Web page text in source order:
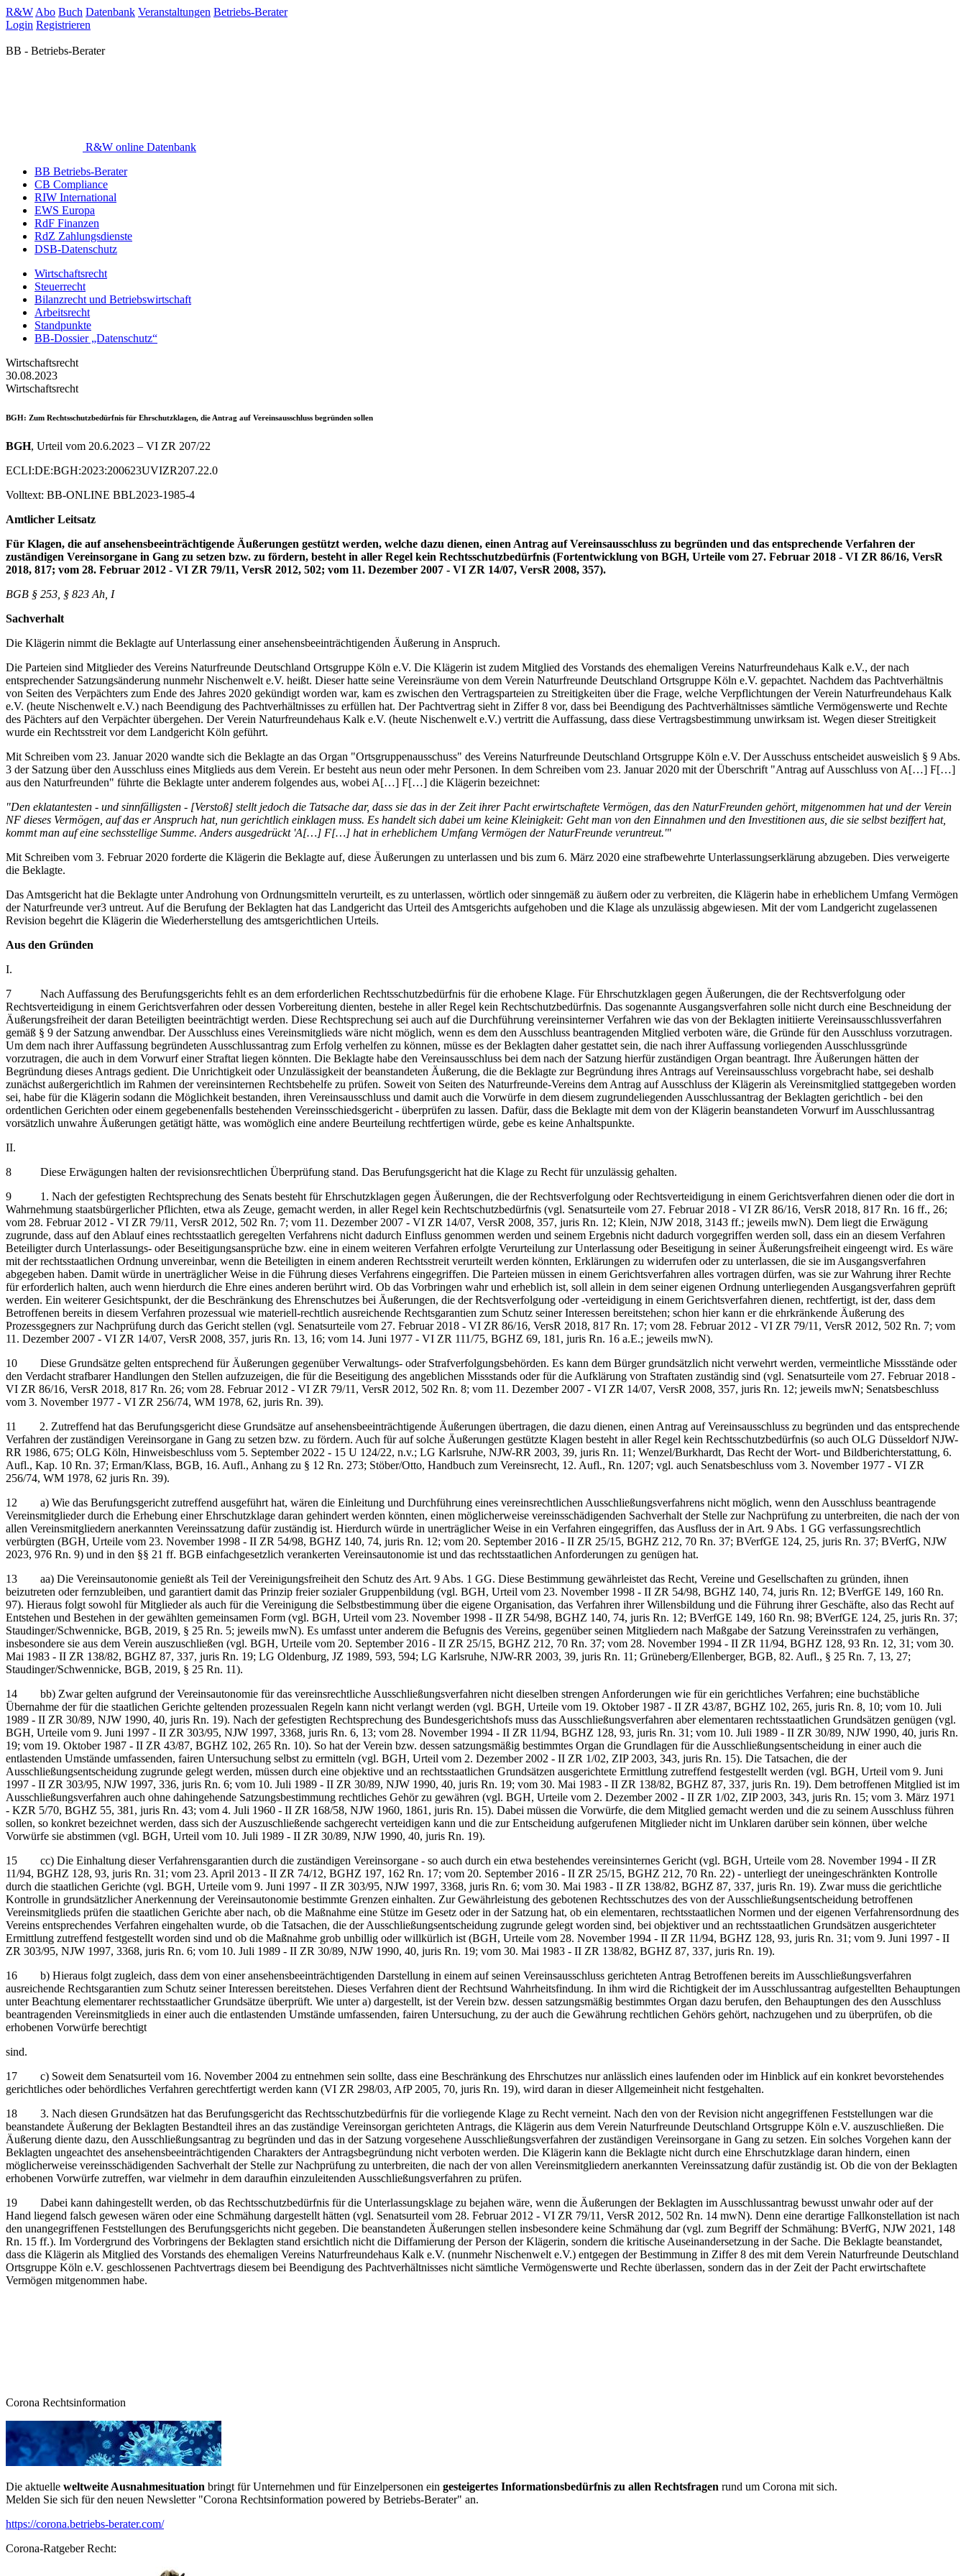
R&W Abo Buch Datenbank Veranstaltungen Betriebs-Berater
Login Registrieren
BB - Betriebs-Berater
R&W online Datenbank
BB Betriebs-Berater
CB Compliance
RIW International
EWS Europa
RdF Finanzen
RdZ Zahlungsdienste
DSB-Datenschutz
Wirtschaftsrecht
Steuerrecht
Bilanzrecht und Betriebswirtschaft
Arbeitsrecht
Standpunkte
BB-Dossier „Datenschutz“
Wirtschaftsrecht
30.08.2023
Wirtschaftsrecht
BGH: Zum Rechtsschutzbedürfnis für Ehrschutzklagen, die Antrag auf Vereinsausschluss begründen sollen
BGH, Urteil vom 20.6.2023 – VI ZR 207/22
ECLI:DE:BGH:2023:200623UVIZR207.22.0
Volltext: BB-ONLINE BBL2023-1985-4
Amtlicher Leitsatz
Für Klagen, die auf ansehensbeeinträchtigende Äußerungen gestützt werden, welche dazu dienen, einen Antrag auf Vereinsausschluss zu begründen und das entsprechende Verfahren der
zuständigen Vereinsorgane in Gang zu setzen bzw. zu fördern, besteht in aller Regel kein Rechtsschutzbedürfnis (Fortentwicklung von BGH, Urteile vom 27. Februar 2018 - VI ZR 86/16, VersR
2018, 817; vom 28. Februar 2012 - VI ZR 79/11, VersR 2012, 502; vom 11. Dezember 2007 - VI ZR 14/07, VersR 2008, 357).
BGB § 253, § 823 Ah, I
Sachverhalt
Die Klägerin nimmt die Beklagte auf Unterlassung einer ansehensbeeinträchtigenden Äußerung in Anspruch.
Die Parteien sind Mitglieder des Vereins Naturfreunde Deutschland Ortsgruppe Köln e.V. Die Klägerin ist zudem Mitglied des Vorstands des ehemaligen Vereins Naturfreundehaus Kalk e.V., der nach
entsprechender Satzungsänderung nunmehr Nischenwelt e.V. heißt. Dieser hatte seine Vereinsräume von dem Verein Naturfreunde Deutschland Ortsgruppe Köln e.V. gepachtet. Nachdem das Pachtverhältnis
von Seiten des Verpächters zum Ende des Jahres 2020 gekündigt worden war, kam es zwischen den Vertragsparteien zu Streitigkeiten über die Frage, welche Verpflichtungen der Verein Naturfreundehaus Kalk
e.V. (heute Nischenwelt e.V.) nach Beendigung des Pachtverhältnisses zu erfüllen hat. Der Pachtvertrag sieht in Ziffer 8 vor, dass bei Beendigung des Pachtverhältnisses sämtliche Vermögenswerte und Rechte
des Pächters auf den Verpächter übergehen. Der Verein Naturfreundehaus Kalk e.V. (heute Nischenwelt e.V.) vertritt die Auffassung, dass diese Vertragsbestimmung unwirksam ist. Wegen dieser Streitigkeit
wurde ein Rechtsstreit vor dem Landgericht Köln geführt.
Mit Schreiben vom 23. Januar 2020 wandte sich die Beklagte an das Organ "Ortsgruppenausschuss" des Vereins Naturfreunde Deutschland Ortsgruppe Köln e.V. Der Ausschuss entscheidet ausweislich § 9 Abs.
3 der Satzung über den Ausschluss eines Mitglieds aus dem Verein. Er besteht aus neun oder mehr Personen. In dem Schreiben vom 23. Januar 2020 mit der Überschrift "Antrag auf Ausschluss von A[…] F[…]
aus den Naturfreunden" führte die Beklagte unter anderem folgendes aus, wobei A[…] F[…] die Klägerin bezeichnet:
"Den eklatantesten - und sinnfälligsten - [Verstoß] stellt jedoch die Tatsache dar, dass sie das in der Zeit ihrer Pacht erwirtschaftete Vermögen, das den NaturFreunden gehört, mitgenommen hat und der Verein
NF dieses Vermögen, auf das er Anspruch hat, nun gerichtlich einklagen muss. Es handelt sich dabei um keine Kleinigkeit: Geht man von den Einnahmen und den Investitionen aus, die sie selbst beziffert hat,
kommt man auf eine sechsstellige Summe. Anders ausgedrückt 'A[…] F[…] hat in erheblichem Umfang Vermögen der NaturFreunde veruntreut.'"
Mit Schreiben vom 3. Februar 2020 forderte die Klägerin die Beklagte auf, diese Äußerungen zu unterlassen und bis zum 6. März 2020 eine strafbewehrte Unterlassungserklärung abzugeben. Dies verweigerte
die Beklagte.
Das Amtsgericht hat die Beklagte unter Androhung von Ordnungsmitteln verurteilt, es zu unterlassen, wörtlich oder sinngemäß zu äußern oder zu verbreiten, die Klägerin habe in erheblichem Umfang Vermögen
der Naturfreunde ver3 untreut. Auf die Berufung der Beklagten hat das Landgericht das Urteil des Amtsgerichts aufgehoben und die Klage als unzulässig abgewiesen. Mit der vom Landgericht zugelassenen
Revision begehrt die Klägerin die Wiederherstellung des amtsgerichtlichen Urteils.
Aus den Gründen
I.
7 Nach Auffassung des Berufungsgerichts fehlt es an dem erforderlichen Rechtsschutzbedürfnis für die erhobene Klage. Für Ehrschutzklagen gegen Äußerungen, die der Rechtsverfolgung oder
Rechtsverteidigung in einem Gerichtsverfahren oder dessen Vorbereitung dienten, bestehe in aller Regel kein Rechtschutzbedürfnis. Das sogenannte Ausgangsverfahren solle nicht durch eine Beschneidung der
Äußerungsfreiheit der daran Beteiligten beeinträchtigt werden. Diese Rechtsprechung sei auch auf die Durchführung vereinsinterner Verfahren wie das von der Beklagten initiierte Vereinsausschlussverfahren
gemäß § 9 der Satzung anwendbar. Der Ausschluss eines Vereinsmitglieds wäre nicht möglich, wenn es dem den Ausschluss beantragenden Mitglied verboten wäre, die Gründe für den Ausschluss vorzutragen.
Um dem nach ihrer Auffassung begründeten Ausschlussantrag zum Erfolg verhelfen zu können, müsse es der Beklagten daher gestattet sein, die nach ihrer Auffassung vorliegenden Ausschlussgründe
vorzutragen, die auch in dem Vorwurf einer Straftat liegen könnten. Die Beklagte habe den Vereinsausschluss bei dem nach der Satzung hierfür zuständigen Organ beantragt. Ihre Äußerungen hätten der
Begründung dieses Antrags gedient. Die Unrichtigkeit oder Unzulässigkeit der beanstandeten Äußerung, die die Beklagte zur Begründung ihres Antrags auf Vereinsausschluss vorgebracht habe, sei deshalb
zunächst außergerichtlich im Rahmen der vereinsinternen Rechtsbehelfe zu prüfen. Soweit von Seiten des Naturfreunde-Vereins dem Antrag auf Ausschluss der Klägerin als Vereinsmitglied stattgegeben worden
sei, habe für die Klägerin sodann die Möglichkeit bestanden, ihren Vereinsausschluss und damit auch die Vorwürfe in dem diesem zugrundeliegenden Ausschlussantrag der Beklagten gerichtlich - bei den
ordentlichen Gerichten oder einem gegebenenfalls bestehenden Vereinsschiedsgericht - überprüfen zu lassen. Dafür, dass die Beklagte mit dem von der Klägerin beanstandeten Vorwurf im Ausschlussantrag
vorsätzlich unwahre Äußerungen getätigt hätte, was womöglich eine andere Beurteilung rechtfertigen würde, gebe es keine Anhaltspunkte.
II.
8 Diese Erwägungen halten der revisionsrechtlichen Überprüfung stand. Das Berufungsgericht hat die Klage zu Recht für unzulässig gehalten.
9 1. Nach der gefestigten Rechtsprechung des Senats besteht für Ehrschutzklagen gegen Äußerungen, die der Rechtsverfolgung oder Rechtsverteidigung in einem Gerichtsverfahren dienen oder die dort in
Wahrnehmung staatsbürgerlicher Pflichten, etwa als Zeuge, gemacht werden, in aller Regel kein Rechtschutzbedürfnis (vgl. Senatsurteile vom 27. Februar 2018 - VI ZR 86/16, VersR 2018, 817 Rn. 16 ff., 26;
vom 28. Februar 2012 - VI ZR 79/11, VersR 2012, 502 Rn. 7; vom 11. Dezember 2007 - VI ZR 14/07, VersR 2008, 357, juris Rn. 12; Klein, NJW 2018, 3143 ff.; jeweils mwN). Dem liegt die Erwägung
zugrunde, dass auf den Ablauf eines rechtsstaatlich geregelten Verfahrens nicht dadurch Einfluss genommen werden und seinem Ergebnis nicht dadurch vorgegriffen werden soll, dass ein an diesem Verfahren
Beteiligter durch Unterlassungs- oder Beseitigungsansprüche bzw. eine in einem weiteren Verfahren erfolgte Verurteilung zur Unterlassung oder Beseitigung in seiner Äußerungsfreiheit eingeengt wird. Es wäre
mit der rechtsstaatlichen Ordnung unvereinbar, wenn die Beteiligten in einem anderen Rechtsstreit verurteilt werden könnten, Erklärungen zu widerrufen oder zu unterlassen, die sie im Ausgangsverfahren
abgegeben haben. Damit würde in unerträglicher Weise in die Führung dieses Verfahrens eingegriffen. Die Parteien müssen in einem Gerichtsverfahren alles vortragen dürfen, was sie zur Wahrung ihrer Rechte
für erforderlich halten, auch wenn hierdurch die Ehre eines anderen berührt wird. Ob das Vorbringen wahr und erheblich ist, soll allein in dem seiner eigenen Ordnung unterliegenden Ausgangsverfahren geprüft
werden. Ein weiterer Gesichtspunkt, der die Beschränkung des Ehrenschutzes bei Äußerungen, die der Rechtsverfolgung oder -verteidigung in einem Gerichtsverfahren dienen, rechtfertigt, ist der, dass dem
Betroffenen bereits in diesem Verfahren prozessual wie materiell-rechtlich ausreichende Rechtsgarantien zum Schutz seiner Interessen bereitstehen; schon hier kann er die ehrkränkende Äußerung des
Prozessgegners zur Nachprüfung durch das Gericht stellen (vgl. Senatsurteile vom 27. Februar 2018 - VI ZR 86/16, VersR 2018, 817 Rn. 17; vom 28. Februar 2012 - VI ZR 79/11, VersR 2012, 502 Rn. 7; vom
11. Dezember 2007 - VI ZR 14/07, VersR 2008, 357, juris Rn. 13, 16; vom 14. Juni 1977 - VI ZR 111/75, BGHZ 69, 181, juris Rn. 16 a.E.; jeweils mwN).
10 Diese Grundsätze gelten entsprechend für Äußerungen gegenüber Verwaltungs- oder Strafverfolgungsbehörden. Es kann dem Bürger grundsätzlich nicht verwehrt werden, vermeintliche Missstände oder
den Verdacht strafbarer Handlungen den Stellen aufzuzeigen, die für die Beseitigung des angeblichen Missstands oder für die Aufklärung von Straftaten zuständig sind (vgl. Senatsurteile vom 27. Februar 2018 -
VI ZR 86/16, VersR 2018, 817 Rn. 26; vom 28. Februar 2012 - VI ZR 79/11, VersR 2012, 502 Rn. 8; vom 11. Dezember 2007 - VI ZR 14/07, VersR 2008, 357, juris Rn. 12; jeweils mwN; Senatsbeschluss
vom 3. November 1977 - VI ZR 256/74, WM 1978, 62, juris Rn. 39).
11 2. Zutreffend hat das Berufungsgericht diese Grundsätze auf ansehensbeeinträchtigende Äußerungen übertragen, die dazu dienen, einen Antrag auf Vereinsausschluss zu begründen und das entsprechende
Verfahren der zuständigen Vereinsorgane in Gang zu setzen bzw. zu fördern. Auch für auf solche Äußerungen gestützte Klagen besteht in aller Regel kein Rechtsschutzbedürfnis (so auch OLG Düsseldorf NJW-
RR 1986, 675; OLG Köln, Hinweisbeschluss vom 5. September 2022 - 15 U 124/22, n.v.; LG Karlsruhe, NJW-RR 2003, 39, juris Rn. 11; Wenzel/Burkhardt, Das Recht der Wort- und Bildberichterstattung, 6.
Aufl., Kap. 10 Rn. 37; Erman/Klass, BGB, 16. Aufl., Anhang zu § 12 Rn. 273; Stöber/Otto, Handbuch zum Vereinsrecht, 12. Aufl., Rn. 1207; vgl. auch Senatsbeschluss vom 3. November 1977 - VI ZR
256/74, WM 1978, 62 juris Rn. 39).
12 a) Wie das Berufungsgericht zutreffend ausgeführt hat, wären die Einleitung und Durchführung eines vereinsrechtlichen Ausschließungsverfahrens nicht möglich, wenn den Ausschluss beantragende
Vereinsmitglieder durch die Erhebung einer Ehrschutzklage daran gehindert werden könnten, einen möglicherweise vereinsschädigenden Sachverhalt der Stelle zur Nachprüfung zu unterbreiten, die nach der von
allen Vereinsmitgliedern anerkannten Vereinssatzung dafür zuständig ist. Hierdurch würde in unerträglicher Weise in ein Verfahren eingegriffen, das Ausfluss der in Art. 9 Abs. 1 GG verfassungsrechtlich
verbürgten (BGH, Urteile vom 23. November 1998 - II ZR 54/98, BGHZ 140, 74, juris Rn. 12; vom 20. September 2016 - II ZR 25/15, BGHZ 212, 70 Rn. 37; BVerfGE 124, 25, juris Rn. 37; BVerfG, NJW
2023, 976 Rn. 9) und in den §§ 21 ff. BGB einfachgesetzlich verankerten Vereinsautonomie ist und das rechtsstaatlichen Anforderungen zu genügen hat.
13 aa) Die Vereinsautonomie genießt als Teil der Vereinigungsfreiheit den Schutz des Art. 9 Abs. 1 GG. Diese Bestimmung gewährleistet das Recht, Vereine und Gesellschaften zu gründen, ihnen
beizutreten oder fernzubleiben, und garantiert damit das Prinzip freier sozialer Gruppenbildung (vgl. BGH, Urteil vom 23. November 1998 - II ZR 54/98, BGHZ 140, 74, juris Rn. 12; BVerfGE 149, 160 Rn.
97). Hieraus folgt sowohl für Mitglieder als auch für die Vereinigung die Selbstbestimmung über die eigene Organisation, das Verfahren ihrer Willensbildung und die Führung ihrer Geschäfte, also das Recht auf
Entstehen und Bestehen in der gewählten gemeinsamen Form (vgl. BGH, Urteil vom 23. November 1998 - II ZR 54/98, BGHZ 140, 74, juris Rn. 12; BVerfGE 149, 160 Rn. 98; BVerfGE 124, 25, juris Rn. 37;
Staudinger/Schwennicke, BGB, 2019, § 25 Rn. 5; jeweils mwN). Es umfasst unter anderem die Befugnis des Vereins, gegenüber seinen Mitgliedern nach Maßgabe der Satzung Vereinsstrafen zu verhängen,
insbesondere sie aus dem Verein auszuschließen (vgl. BGH, Urteile vom 20. September 2016 - II ZR 25/15, BGHZ 212, 70 Rn. 37; vom 28. November 1994 - II ZR 11/94, BGHZ 128, 93 Rn. 12, 31; vom 30.
Mai 1983 - II ZR 138/82, BGHZ 87, 337, juris Rn. 19; LG Oldenburg, JZ 1989, 593, 594; LG Karlsruhe, NJW-RR 2003, 39, juris Rn. 11; Grüneberg/Ellenberger, BGB, 82. Aufl., § 25 Rn. 7, 13, 27;
Staudinger/Schwennicke, BGB, 2019, § 25 Rn. 11).
14 bb) Zwar gelten aufgrund der Vereinsautonomie für das vereinsrechtliche Ausschließungsverfahren nicht dieselben strengen Anforderungen wie für ein gerichtliches Verfahren; eine buchstäbliche
Übernahme der für die staatlichen Gerichte geltenden prozessualen Regeln kann nicht verlangt werden (vgl. BGH, Urteile vom 19. Oktober 1987 - II ZR 43/87, BGHZ 102, 265, juris Rn. 8, 10; vom 10. Juli
1989 - II ZR 30/89, NJW 1990, 40, juris Rn. 19). Nach der gefestigten Rechtsprechung des Bundesgerichtshofs muss das Ausschließungsverfahren aber elementaren rechtsstaatlichen Grundsätzen genügen (vgl.
BGH, Urteile vom 9. Juni 1997 - II ZR 303/95, NJW 1997, 3368, juris Rn. 6, 13; vom 28. November 1994 - II ZR 11/94, BGHZ 128, 93, juris Rn. 31; vom 10. Juli 1989 - II ZR 30/89, NJW 1990, 40, juris Rn.
19; vom 19. Oktober 1987 - II ZR 43/87, BGHZ 102, 265 Rn. 10). So hat der Verein bzw. dessen satzungsmäßig bestimmtes Organ die Grundlagen für die Ausschließungsentscheidung in einer auch die
entlastenden Umstände umfassenden, fairen Untersuchung selbst zu ermitteln (vgl. BGH, Urteil vom 2. Dezember 2002 - II ZR 1/02, ZIP 2003, 343, juris Rn. 15). Die Tatsachen, die der
Ausschließungsentscheidung zugrunde gelegt werden, müssen durch eine objektive und an rechtsstaatlichen Grundsätzen ausgerichtete Ermittlung zutreffend festgestellt werden (vgl. BGH, Urteil vom 9. Juni
1997 - II ZR 303/95, NJW 1997, 336, juris Rn. 6; vom 10. Juli 1989 - II ZR 30/89, NJW 1990, 40, juris Rn. 19; vom 30. Mai 1983 - II ZR 138/82, BGHZ 87, 337, juris Rn. 19). Dem betroffenen Mitglied ist im
Ausschließungsverfahren auch ohne dahingehende Satzungsbestimmung rechtliches Gehör zu gewähren (vgl. BGH, Urteile vom 2. Dezember 2002 - II ZR 1/02, ZIP 2003, 343, juris Rn. 15; vom 3. März 1971
- KZR 5/70, BGHZ 55, 381, juris Rn. 43; vom 4. Juli 1960 - II ZR 168/58, NJW 1960, 1861, juris Rn. 15). Dabei müssen die Vorwürfe, die dem Mitglied gemacht werden und die zu seinem Ausschluss führen
sollen, so konkret bezeichnet werden, dass sich der Auszuschließende sachgerecht verteidigen kann und die zur Entscheidung aufgerufenen Mitglieder nicht im Unklaren darüber sein können, über welche
Vorwürfe sie abstimmen (vgl. BGH, Urteil vom 10. Juli 1989 - II ZR 30/89, NJW 1990, 40, juris Rn. 19).
15 cc) Die Einhaltung dieser Verfahrensgarantien durch die zuständigen Vereinsorgane - so auch durch ein etwa bestehendes vereinsinternes Gericht (vgl. BGH, Urteile vom 28. November 1994 - II ZR
11/94, BGHZ 128, 93, juris Rn. 31; vom 23. April 2013 - II ZR 74/12, BGHZ 197, 162 Rn. 17; vom 20. September 2016 - II ZR 25/15, BGHZ 212, 70 Rn. 22) - unterliegt der uneingeschränkten Kontrolle
durch die staatlichen Gerichte (vgl. BGH, Urteile vom 9. Juni 1997 - II ZR 303/95, NJW 1997, 3368, juris Rn. 6; vom 30. Mai 1983 - II ZR 138/82, BGHZ 87, 337, juris Rn. 19). Zwar muss die gerichtliche
Kontrolle in grundsätzlicher Anerkennung der Vereinsautonomie bestimmte Grenzen einhalten. Zur Gewährleistung des gebotenen Rechtsschutzes des von der Ausschließungsentscheidung betroffenen
Vereinsmitglieds prüfen die staatlichen Gerichte aber nach, ob die Maßnahme eine Stütze im Gesetz oder in der Satzung hat, ob ein elementaren, rechtsstaatlichen Normen und der eigenen Verfahrensordnung des
Vereins entsprechendes Verfahren eingehalten wurde, ob die Tatsachen, die der Ausschließungsentscheidung zugrunde gelegt worden sind, bei objektiver und an rechtsstaatlichen Grundsätzen ausgerichteter
Ermittlung zutreffend festgestellt worden sind und ob die Maßnahme grob unbillig oder willkürlich ist (BGH, Urteile vom 28. November 1994 - II ZR 11/94, BGHZ 128, 93, juris Rn. 31; vom 9. Juni 1997 - II
ZR 303/95, NJW 1997, 3368, juris Rn. 6; vom 10. Juli 1989 - II ZR 30/89, NJW 1990, 40, juris Rn. 19; vom 30. Mai 1983 - II ZR 138/82, BGHZ 87, 337, juris Rn. 19).
16 b) Hieraus folgt zugleich, dass dem von einer ansehensbeeinträchtigenden Darstellung in einem auf seinen Vereinsausschluss gerichteten Antrag Betroffenen bereits im Ausschließungsverfahren
ausreichende Rechtsgarantien zum Schutz seiner Interessen bereitstehen. Dieses Verfahren dient der Rechtsund Wahrheitsfindung. In ihm wird die Richtigkeit der im Ausschlussantrag aufgestellten Behauptungen
unter Beachtung elementarer rechtsstaatlicher Grundsätze überprüft. Wie unter a) dargestellt, ist der Verein bzw. dessen satzungsmäßig bestimmtes Organ dazu berufen, den Behauptungen des den Ausschluss
beantragenden Vereinsmitglieds in einer auch die entlastenden Umstände umfassenden, fairen Untersuchung, zu der auch die Gewährung rechtlichen Gehörs gehört, nachzugehen und zu überprüfen, ob die
erhobenen Vorwürfe berechtigt
sind.
17 c) Soweit dem Senatsurteil vom 16. November 2004 zu entnehmen sein sollte, dass eine Beschränkung des Ehrschutzes nur anlässlich eines laufenden oder im Hinblick auf ein konkret bevorstehendes
gerichtliches oder behördliches Verfahren gerechtfertigt werden kann (VI ZR 298/03, AfP 2005, 70, juris Rn. 19), wird daran in dieser Allgemeinheit nicht festgehalten.
18 3. Nach diesen Grundsätzen hat das Berufungsgericht das Rechtsschutzbedürfnis für die vorliegende Klage zu Recht verneint. Nach den von der Revision nicht angegriffenen Feststellungen war die
beanstandete Äußerung der Beklagten Bestandteil ihres an das zuständige Vereinsorgan gerichteten Antrags, die Klägerin aus dem Verein Naturfreunde Deutschland Ortsgruppe Köln e.V. auszuschließen. Die
Äußerung diente dazu, den Ausschließungsantrag zu begründen und das in der Satzung vorgesehene Ausschließungsverfahren der zuständigen Vereinsorgane in Gang zu setzen. Ein solches Vorgehen kann der
Beklagten ungeachtet des ansehensbeeinträchtigenden Charakters der Antragsbegründung nicht verboten werden. Die Klägerin kann die Beklagte nicht durch eine Ehrschutzklage daran hindern, einen
möglicherweise vereinsschädigenden Sachverhalt der Stelle zur Nachprüfung zu unterbreiten, die nach der von allen Vereinsmitgliedern anerkannten Vereinssatzung dafür zuständig ist. Ob die von der Beklagten
erhobenen Vorwürfe zutreffen, war vielmehr in dem daraufhin einzuleitenden Ausschließungsverfahren zu prüfen.
19 Dabei kann dahingestellt werden, ob das Rechtsschutzbedürfnis für die Unterlassungsklage zu bejahen wäre, wenn die Äußerungen der Beklagten im Ausschlussantrag bewusst unwahr oder auf der
Hand liegend falsch gewesen wären oder eine Schmähung dargestellt hätten (vgl. Senatsurteil vom 28. Februar 2012 - VI ZR 79/11, VersR 2012, 502 Rn. 14 mwN). Denn eine derartige Fallkonstellation ist nach
den unangegriffenen Feststellungen des Berufungsgerichts nicht gegeben. Die beanstandeten Äußerungen stellen insbesondere keine Schmähung dar (vgl. zum Begriff der Schmähung: BVerfG, NJW 2021, 148
Rn. 15 ff.). Im Vordergrund des Vorbringens der Beklagten stand ersichtlich nicht die Diffamierung der Person der Klägerin, sondern die kritische Auseinandersetzung in der Sache. Die Beklagte beanstandet,
dass die Klägerin als Mitglied des Vorstands des ehemaligen Vereins Naturfreundehaus Kalk e.V. (nunmehr Nischenwelt e.V.) entgegen der Bestimmung in Ziffer 8 des mit dem Verein Naturfreunde Deutschland
Ortsgruppe Köln e.V. geschlossenen Pachtvertrags diesem bei Beendigung des Pachtverhältnisses nicht sämtliche Vermögenswerte und Rechte überlassen, sondern das in der Zeit der Pacht erwirtschaftete
Vermögen mitgenommen habe.
Corona Rechtsinformation
Die aktuelle weltweite Ausnahmesituation bringt für Unternehmen und für Einzelpersonen ein gesteigertes Informationsbedürfnis zu allen Rechtsfragen rund um Corona mit sich.
Melden Sie sich für den neuen Newsletter "Corona Rechtsinformation powered by Betriebs-Berater" an.
https://corona.betriebs-berater.com/
Corona-Ratgeber Recht: